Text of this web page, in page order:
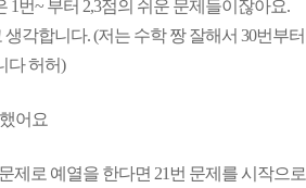
번~ 부터 2,3점의 쉬운 문제들이잖아요.
각합니다. (저는 수학 짱 잘해서 30번부터
다 허허)
어요
제로 예열을 한다면 21번 문제를 시작으로